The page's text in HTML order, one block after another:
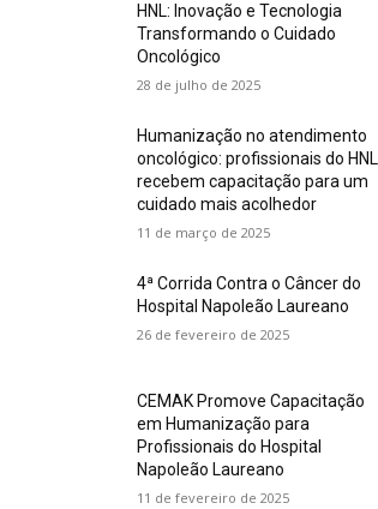
HNL: Inovação e Tecnologia
Transformando o Cuidado
Oncológico
28 de julho de 2025
Humanização no atendimento
oncológico: profissionais do HNL
recebem capacitação para um
cuidado mais acolhedor
11 de março de 2025
4ª Corrida Contra o Câncer do
Hospital Napoleão Laureano
26 de fevereiro de 2025
CEMAK Promove Capacitação
em Humanização para
Profissionais do Hospital
Napoleão Laureano
11 de fevereiro de 2025